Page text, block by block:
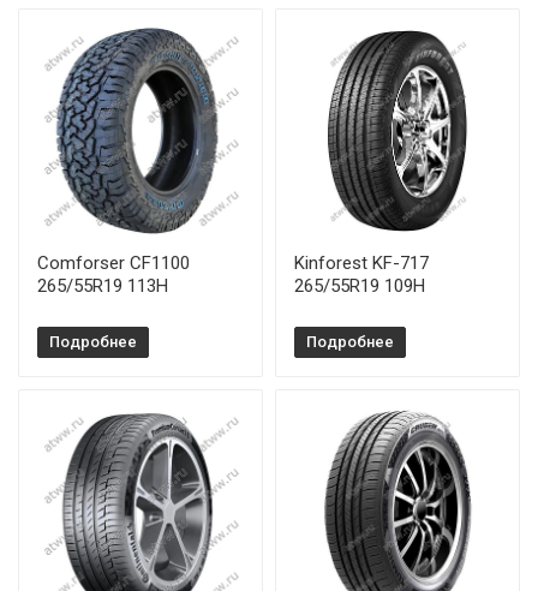
Comforser CF1100
265/55R19 113H
Подробнее
Kinforest KF-717
265/55R19 109H
Подробнее